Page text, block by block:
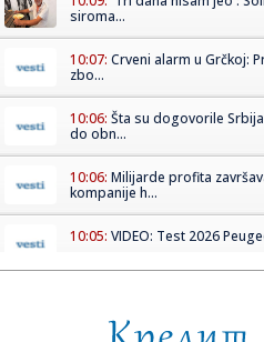
siroma...
10:07: Crveni alarm u Grčkoj:
zbo...
10:06: Šta su dogovorile
do obn...
10:06: Milijarde profita
kompanije h...
10:05: VIDEO: Test 2026